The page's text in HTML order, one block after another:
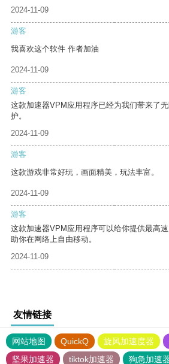
2024-11-09
游客
我喜欢这个软件 作者加油
2024-11-09
游客
这款加速器VPM应用程序已经为我们带来了
护。
2024-11-09
游客
这款游戏非常好玩，画面精美，玩法丰富。
2024-11-09
游客
这款加速器VPM应用程序可以给你提供最高
助你在网络上自由移动。
2024-11-09
友情链接
网站地图 QuickQ 旋风加速度器
坚果加速器
tiktok加速器
狗急加速